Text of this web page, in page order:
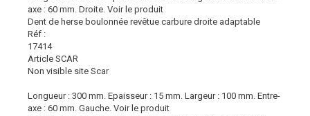
axe : 60 mm. Droite. Voir le produit
Dent de herse boulonnée revêtue carbure droite adaptable
Réf :
17414
Article SCAR
Non visible site Scar
Longueur : 300 mm. Epaisseur : 15 mm. Largeur : 100 mm. Entre-
axe : 60 mm. Gauche. Voir le produit